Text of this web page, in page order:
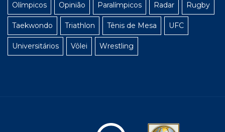
Olímpicos Opinião Paralímpicos Radar Rugby
Taekwondo Triathlon Tênis de Mesa UFC
Universitários Vôlei Wrestling